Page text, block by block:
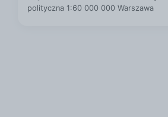
polityczna 1:60 000 000 Warszawa